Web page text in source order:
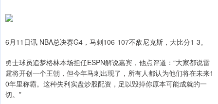
6月11日讯 NBA总决赛G4，马刺106-107不敌尼克斯，大比分1-3。
勇士球员追梦格林本场担任ESPN解说嘉宾，他点评道：“大家都说雷
霆将开创一个王朝，但今年马刺出现了，所有人都认为他们将在未来1
0年里称霸。这种失利实盘炒股配资，足以毁掉你原本可能成就的一
切。”